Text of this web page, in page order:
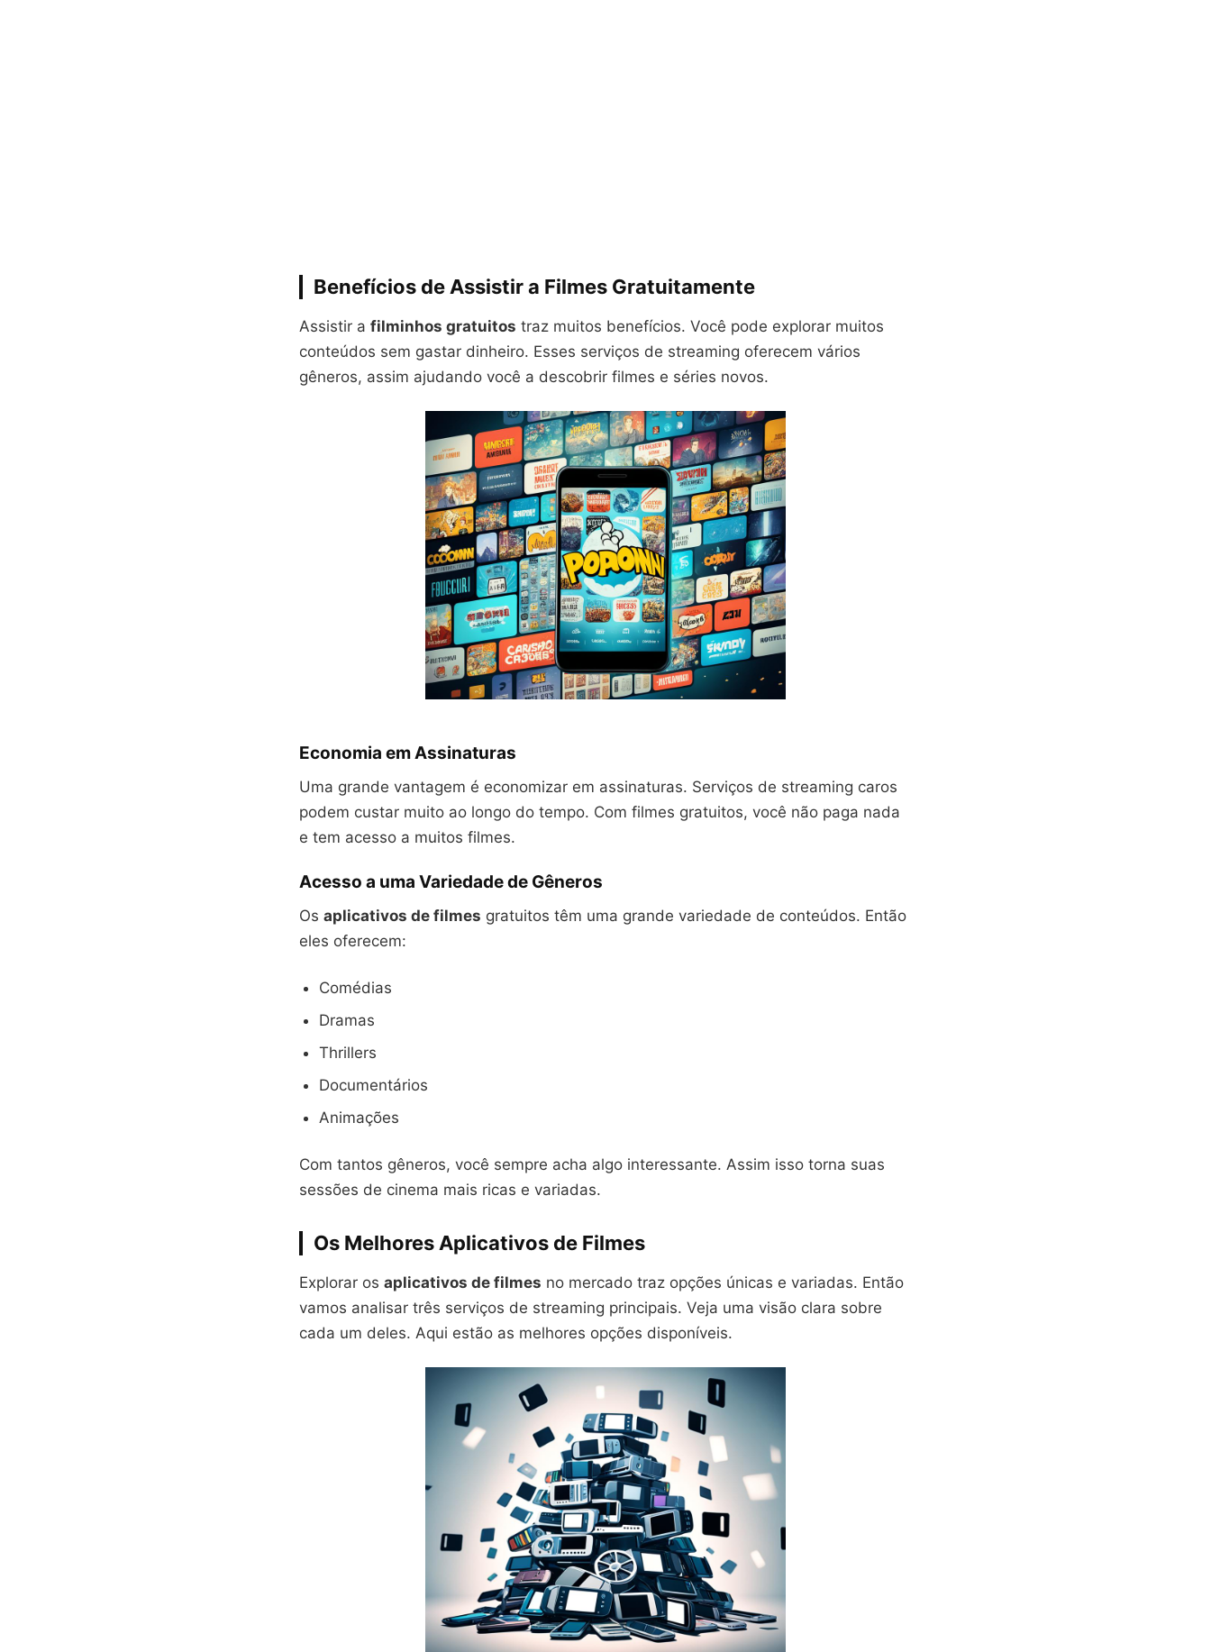
Benefícios de Assistir a Filmes Gratuitamente
Assistir a filminhos gratuitos traz muitos benefícios. Você pode explorar muitos
conteúdos sem gastar dinheiro. Esses serviços de streaming oferecem vários
gêneros, assim ajudando você a descobrir filmes e séries novos.
Economia em Assinaturas
Uma grande vantagem é economizar em assinaturas. Serviços de streaming caros
podem custar muito ao longo do tempo. Com filmes gratuitos, você não paga nada
e tem acesso a muitos filmes.
Acesso a uma Variedade de Gêneros
Os aplicativos de filmes gratuitos têm uma grande variedade de conteúdos. Então
eles oferecem:
Comédias
Dramas
Thrillers
Documentários
Animações
Com tantos gêneros, você sempre acha algo interessante. Assim isso torna suas
sessões de cinema mais ricas e variadas.
Os Melhores Aplicativos de Filmes
Explorar os aplicativos de filmes no mercado traz opções únicas e variadas. Então
vamos analisar três serviços de streaming principais. Veja uma visão clara sobre
cada um deles. Aqui estão as melhores opções disponíveis.